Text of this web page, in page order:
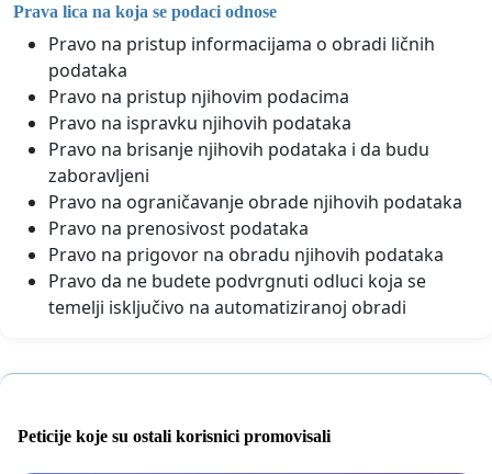
Prava lica na koja se podaci odnose
Pravo na pristup informacijama o obradi ličnih
podataka
Pravo na pristup njihovim podacima
Pravo na ispravku njihovih podataka
Pravo na brisanje njihovih podataka i da budu
zaboravljeni
Pravo na ograničavanje obrade njihovih podataka
Pravo na prenosivost podataka
Pravo na prigovor na obradu njihovih podataka
Pravo da ne budete podvrgnuti odluci koja se
temelji isključivo na automatiziranoj obradi
Peticije koje su ostali korisnici promovisali